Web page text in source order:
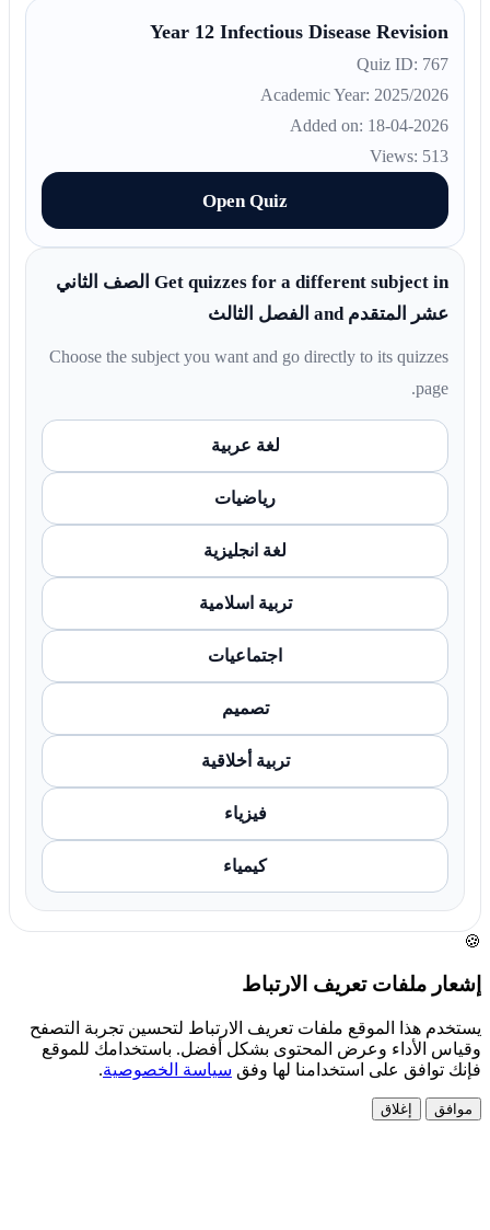
Year 12 Infectious Disease Revision
Quiz ID: 767
Academic Year: 2025/2026
Added on: 18-04-2026
Views: 513
Open Quiz
Get quizzes for a different subject in الصف الثاني
عشر المتقدم and الفصل الثالث
Choose the subject you want and go directly to its quizzes
page.
لغة عربية
رياضيات
لغة انجليزية
تربية اسلامية
اجتماعيات
تصميم
تربية أخلاقية
فيزياء
كيمياء
🍪
إشعار ملفات تعريف الارتباط
يستخدم هذا الموقع ملفات تعريف الارتباط لتحسين تجربة التصفح
وقياس الأداء وعرض المحتوى بشكل أفضل. باستخدامك للموقع
فإنك توافق على استخدامنا لها وفق سياسة الخصوصية.
موافق إغلاق